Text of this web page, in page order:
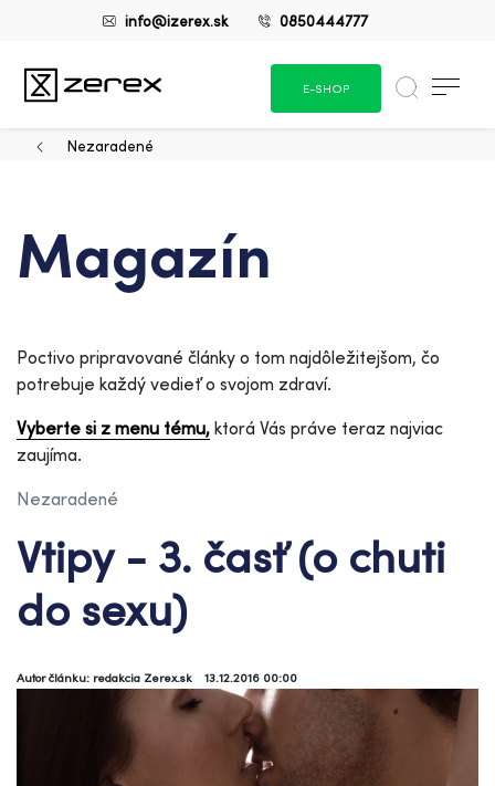
info@izerex.sk 0850444777
E-SHOP
Nezaradené
Magazín
Poctivo pripravované články o tom najdôležitejšom, čo
potrebuje každý vedieť o svojom zdraví.
Vyberte si z menu tému, ktorá Vás práve teraz najviac
zaujíma.
Nezaradené
Vtipy - 3. časť (o chuti
do sexu)
Autor článku: redakcia Zerex.sk 13.12.2016 00:00